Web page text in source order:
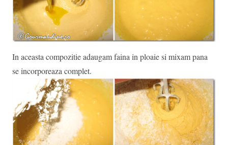
In aceasta compozitie adaugam faina in ploaie si mixam pana
se incorporeaza complet.